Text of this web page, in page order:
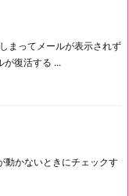
まってメールが表示されず
が復活する ...
かないときにチェックす